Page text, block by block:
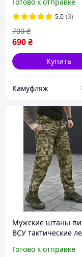
5.0 (3)
690₴
700 ₴
Купить
Камуфляж
Мужские штаны
ВСУ тактические
тактические
Готово к отправке